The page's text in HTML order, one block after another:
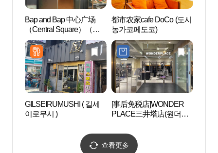
Bap and Bap 中心广场
（Central Square）（밥
앤밥 센트럴스퀘어）
都市农家cafe DoCo (도시
농가코페도코)
GILSEIRUMUSHI ( 길세
이로무시 )
[事后免税店]WONDER
PLACE三井塔店(원더플
查看更多